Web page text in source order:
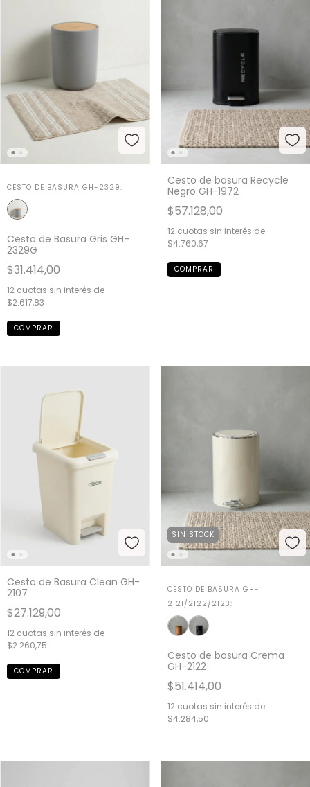
CESTO DE BASURA GH-2329:
Cesto de Basura Gris GH-
2329G
$31.414,00
12 cuotas sin interés de
$2.617,83
Cesto de basura Recycle
Negro GH-1972
$57.128,00
12 cuotas sin interés de
$4.760,67
Cesto de Basura Clean GH-
2107
$27.129,00
12 cuotas sin interés de
$2.260,75
SIN STOCK
CESTO DE BASURA GH-
2121/2122/2123:
Cesto de basura Crema
GH-2122
$51.414,00
12 cuotas sin interés de
$4.284,50